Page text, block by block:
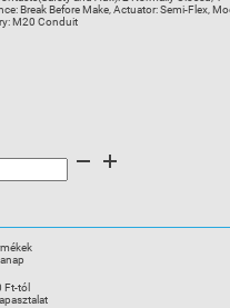
Break Before Make, Actuator: Semi-Flex,
M20 Conduit
Ft-tól